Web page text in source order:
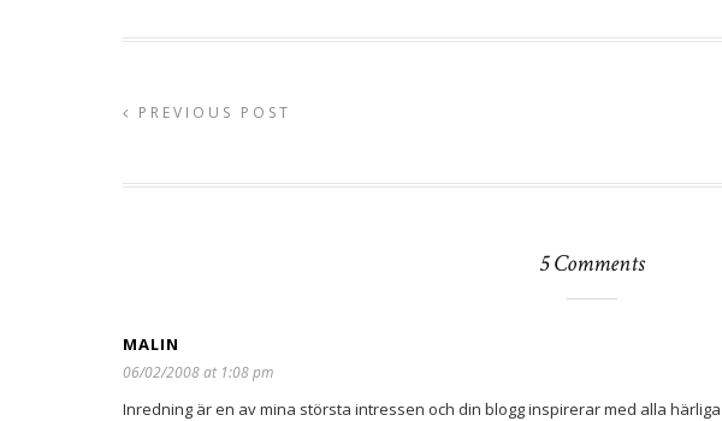
PREVIOUS POST
5 Comments
MALIN
06/02/2008 at 1:08 pm
Inredning är en av mina största intressen och din blogg inspirerar med alla